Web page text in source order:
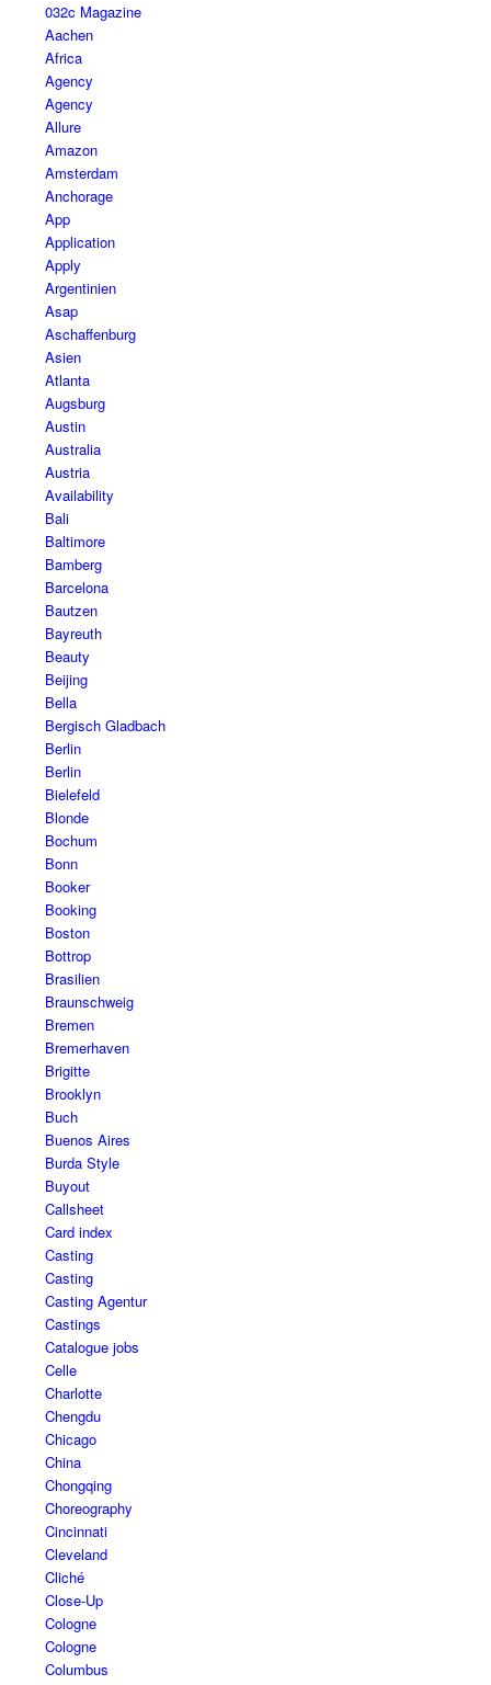
032c Magazine
Aachen
Africa
Agency
Agency
Allure
Amazon
Amsterdam
Anchorage
App
Application
Apply
Argentinien
Asap
Aschaffenburg
Asien
Atlanta
Augsburg
Austin
Australia
Austria
Availability
Bali
Baltimore
Bamberg
Barcelona
Bautzen
Bayreuth
Beauty
Beijing
Bella
Bergisch Gladbach
Berlin
Berlin
Bielefeld
Blonde
Bochum
Bonn
Booker
Booking
Boston
Bottrop
Brasilien
Braunschweig
Bremen
Bremerhaven
Brigitte
Brooklyn
Buch
Buenos Aires
Burda Style
Buyout
Callsheet
Card index
Casting
Casting
Casting Agentur
Castings
Catalogue jobs
Celle
Charlotte
Chengdu
Chicago
China
Chongqing
Choreography
Cincinnati
Cleveland
Cliché
Close-Up
Cologne
Cologne
Columbus